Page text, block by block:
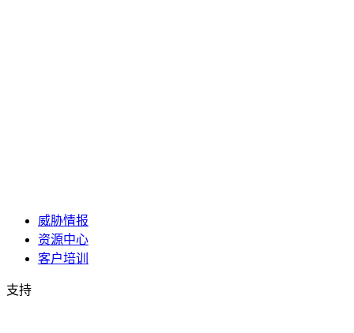
威胁情报
资源中心
客户培训
支持